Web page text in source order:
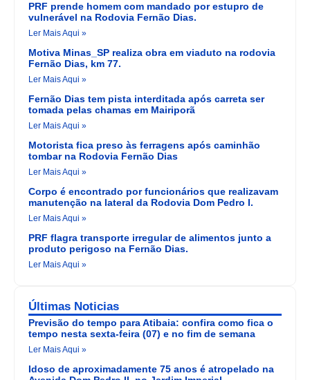
PRF prende homem com mandado por estupro de
vulnerável na Rodovia Fernão Dias.
Ler Mais Aqui »
Motiva Minas_SP realiza obra em viaduto na rodovia
Fernão Dias, km 77.
Ler Mais Aqui »
Fernão Dias tem pista interditada após carreta ser
tomada pelas chamas em Mairiporã
Ler Mais Aqui »
Motorista fica preso às ferragens após caminhão
tombar na Rodovia Fernão Dias
Ler Mais Aqui »
Corpo é encontrado por funcionários que realizavam
manutenção na lateral da Rodovia Dom Pedro I.
Ler Mais Aqui »
PRF flagra transporte irregular de alimentos junto a
produto perigoso na Fernão Dias.
Ler Mais Aqui »
Últimas Noticias
Previsão do tempo para Atibaia: confira como fica o
tempo nesta sexta-feira (07) e no fim de semana
Ler Mais Aqui »
Idoso de aproximadamente 75 anos é atropelado na